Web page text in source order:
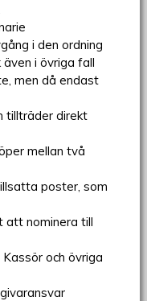
i den ordning
i övriga fall
men då endast
tillträder direkt
mellan två
poster, som
att nominera till
och övriga